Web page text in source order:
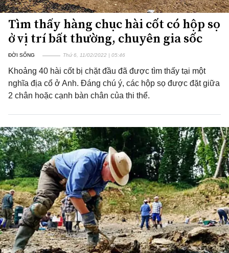
Tìm thấy hàng chục hài cốt có hộp sọ
ở vị trí bất thường, chuyên gia sốc
ĐỜI SỐNG Thứ 6, 11/02/2022 | 05:46
Khoảng 40 hài cốt bị chặt đầu đã được tìm thấy tại một
nghĩa địa cổ ở Anh. Đáng chú ý, các hộp sọ được đặt giữa
2 chân hoặc cạnh bàn chân của thi thể.